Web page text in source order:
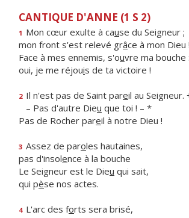
CANTIQUE D'ANNE (1 S 2)
1 Mon cœur exulte à cause du Seigneur ;
mon front s'est relevé grâce à mon Dieu !
Face à mes ennemis, s'ouvre ma bouche :
oui, je me réjouis de ta victoire !
2 Il n'est pas de Saint pareil au Seigneur.
– Pas d'autre Dieu que toi ! – *
Pas de Rocher pareil à notre Dieu !
3 Assez de paroles hautaines,
pas d'insolence à la bouche
Le Seigneur est le Dieu qui sait,
qui pèse nos actes.
4 L'arc des forts sera brisé,